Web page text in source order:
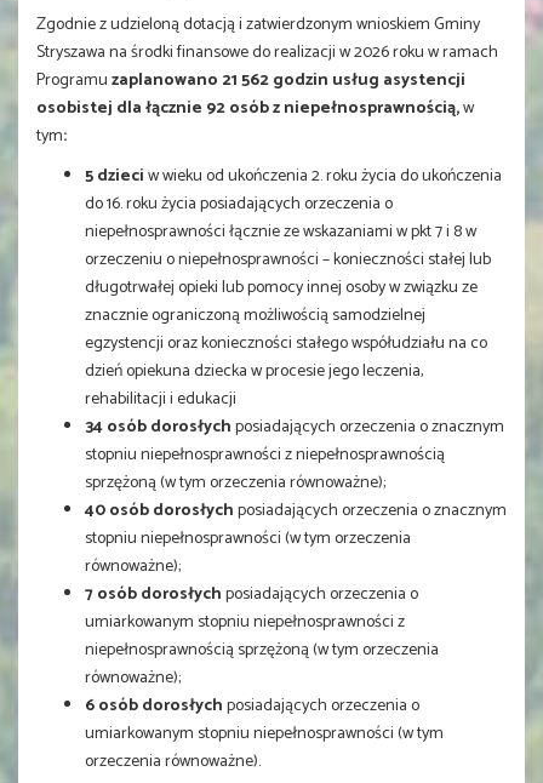
Zgodnie z udzieloną dotacją i zatwierdzonym wnioskiem Gminy
Stryszawa na środki finansowe do realizacji w 2026 roku w ramach
Programuzaplanowano 21 562 godzin usług asystencji
osobistej dla łącznie 92 osób z niepełnosprawnością,w
tym:
5 dzieciw wieku od ukończenia 2. roku życia do ukończenia
do 16. roku życia posiadających orzeczenia o
niepełnosprawności łącznie ze wskazaniami w pkt 7 i 8 w
orzeczeniu o niepełnosprawności – konieczności stałej lub
długotrwałej opieki lub pomocy innej osoby w związku ze
znacznie ograniczoną możliwością samodzielnej
egzystencji oraz konieczności stałego współudziału na co
dzień opiekuna dziecka w procesie jego leczenia,
rehabilitacji i edukacji
34 osób dorosłychposiadających orzeczenia o znacznym
stopniu niepełnosprawności z niepełnosprawnością
sprzężoną (w tym orzeczenia równoważne);
40 osób dorosłychposiadających orzeczenia o znacznym
stopniu niepełnosprawności (w tym orzeczenia
równoważne);
7 osób dorosłychposiadających orzeczenia o
umiarkowanym stopniu niepełnosprawności z
niepełnosprawnością sprzężoną (w tym orzeczenia
równoważne);
6 osób dorosłychposiadających orzeczenia o
umiarkowanym stopniu niepełnosprawności (w tym
orzeczenia równoważne).